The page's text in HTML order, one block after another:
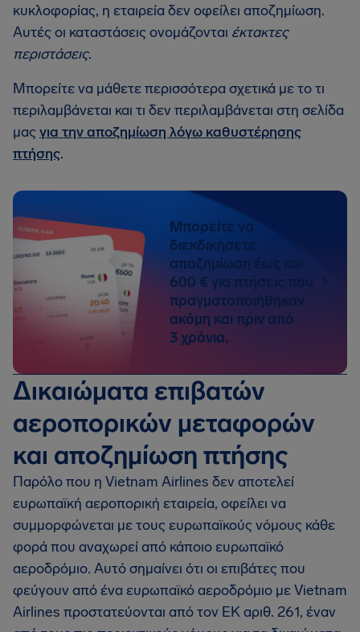
κυκλοφορίας, η εταιρεία δεν οφείλει αποζημίωση.
Αυτές οι καταστάσεις ονομάζονται έκτακτες
περιστάσεις.
Μπορείτε να μάθετε περισσότερα σχετικά με το τι
περιλαμβάνεται και τι δεν περιλαμβάνεται στη σελίδα
μαςγια την αποζημίωση λόγω καθυστέρησης
πτήσης.
Μπορείτε να
διεκδικήσετε
αποζημίωση έως και
600 € για πτήσεις που
πραγματοποιήθηκαν
ακόμη και πριν από
3 χρόνια.
Δικαιώματα επιβατών
αεροπορικών μεταφορών
και αποζημίωση πτήσης
Παρόλο που η Vietnam Airlines δεν αποτελεί
ευρωπαϊκή αεροπορική εταιρεία, οφείλει να
συμμορφώνεται με τους ευρωπαϊκούς νόμους κάθε
φορά που αναχωρεί από κάποιο ευρωπαϊκό
αεροδρόμιο. Αυτό σημαίνει ότι οι επιβάτες που
φεύγουν από ένα ευρωπαϊκό αεροδρόμιο με Vietnam
Airlines προστατεύονται από τον ΕΚ αριθ. 261, έναν